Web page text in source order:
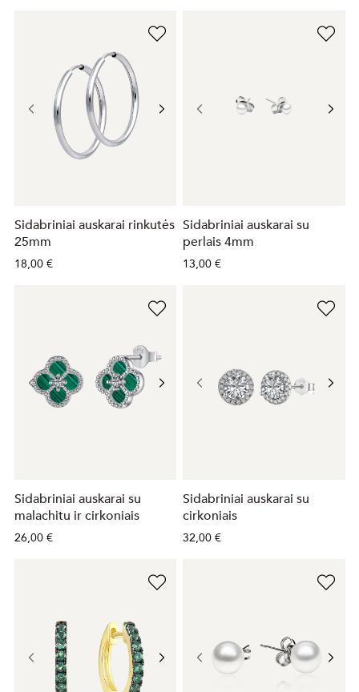
Sidabriniai auskarai rinkutės
25mm
18,00 €
Sidabriniai auskarai su
perlais 4mm
13,00 €
Sidabriniai auskarai su
malachitu ir cirkoniais
26,00 €
Sidabriniai auskarai su
cirkoniais
32,00 €